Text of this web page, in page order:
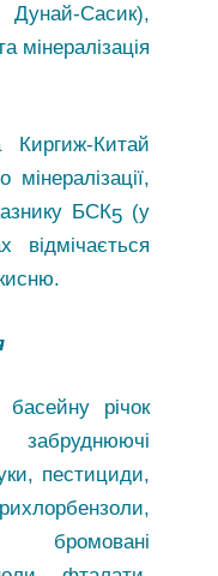
Сасик),
мінералізація
Китай
БСК5 (у
річок
пестициди,
бромовані